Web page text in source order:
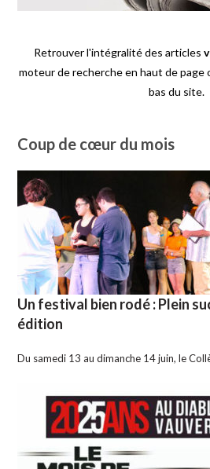
Retrouver l'intégralité des articles
moteur de recherche en haut de page
bas du site.
Coup de cœur du mois
Un festival bien rodé : Plein
édition
Du samedi 13 au dimanche 14 juin, le